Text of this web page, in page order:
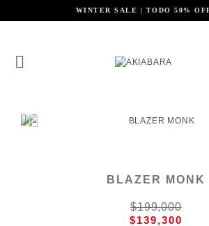
WINTER SALE | TODO 50%
BLAZER MONK
$199,000
$139,300